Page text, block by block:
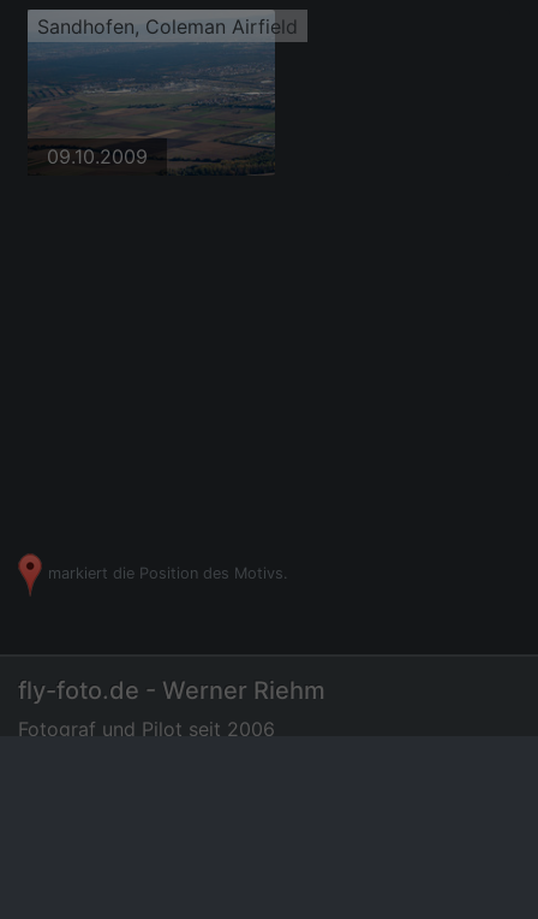
Sandhofen, Coleman Airfield
09.10.2009
markiert die Position des Motivs.
fly-foto.de - Werner Riehm
Fotograf und Pilot seit 2006